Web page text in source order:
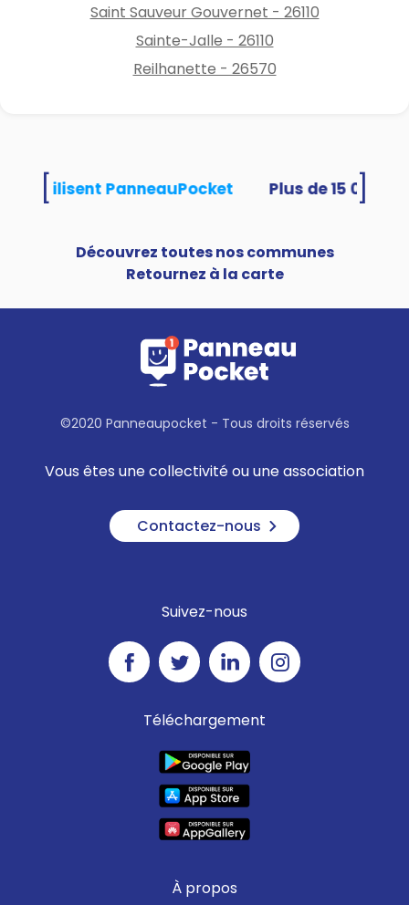
Saint Sauveur Gouvernet - 26110
Sainte-Jalle - 26110
Reilhanette - 26570
utilisent PanneauPocket
Découvrez toutes nos communes
Retournez à la carte
©2020 Panneaupocket - Tous droits réservés
Vous êtes une collectivité ou une association
Contactez-nous
Suivez-nous
Téléchargement
À propos